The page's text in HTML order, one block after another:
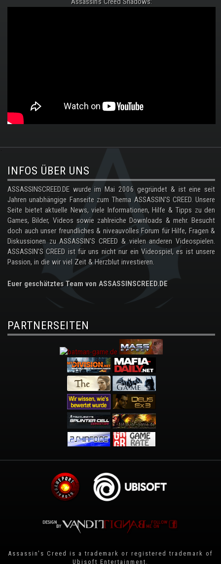
.
INFOS ÜBER UNS
ASSASSINSCREED.DE wurde im Mai 2006 gegründet & ist eine seit
Jahren unabhängige Fanseite zum Thema ASSASSIN'S CREED. Unsere
Seite bietet aktuelle News, viele Informationen, Hilfe & Tipps zu den
Games, Bilder, Videos sowie zahlreiche Downloads & mehr. Besucht
doch auch unser freundliches & niveauvolles Forum für Hilfe, Fragen &
Diskussionen zu ASSASSIN'S CREED & vielen anderen Videospielen.
ASSASSIN'S CREED ist für uns nicht nur ein Videospiel, es ist unsere
Passion, in die wir viel Zeit & Herzblut investieren.
Euer geschätztes Team von ASSASSINSCREED.DE
PARTNERSEITEN
Assassin's Creed is a trademark or registered trademark of
Ubisoft Entertainment .